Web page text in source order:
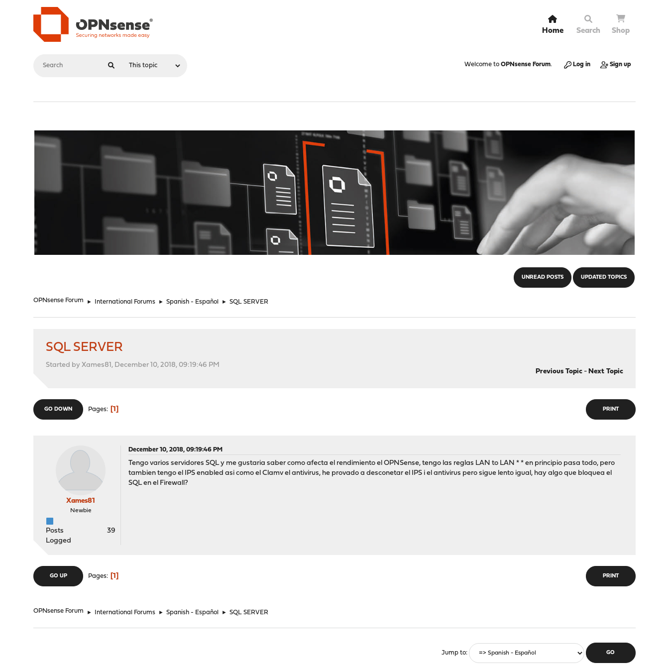
Home Search Shop
Welcome to OPNsense Forum. Log in Sign up
UNREAD POSTS UPDATED TOPICS
OPNsense Forum ► International Forums ► Spanish - Español ► SQL SERVER
SQL SERVER
Started by Xames81, December 10, 2018, 09:19:46 PM
Previous Topic- Next Topic
PRINT
GO DOWN Pages 1
Xames81
Newbie
Posts
39
Logged
December 10, 2018, 09:19:46 PM
Tengo varios servidores SQL y me gustaria saber como afecta el rendimiento el OPNSense, tengo las reglas LAN to LAN * * en principio pasa todo, pero
tambien tengo el IPS enabled asi como el Clamv el antivirus, he provado a desconetar el IPS i el antivirus pero sigue lento igual, hay algo que bloquea el
SQL en el Firewall?
PRINT
GO UP Pages 1
OPNsense Forum ► International Forums ► Spanish - Español ► SQL SERVER
Jump to